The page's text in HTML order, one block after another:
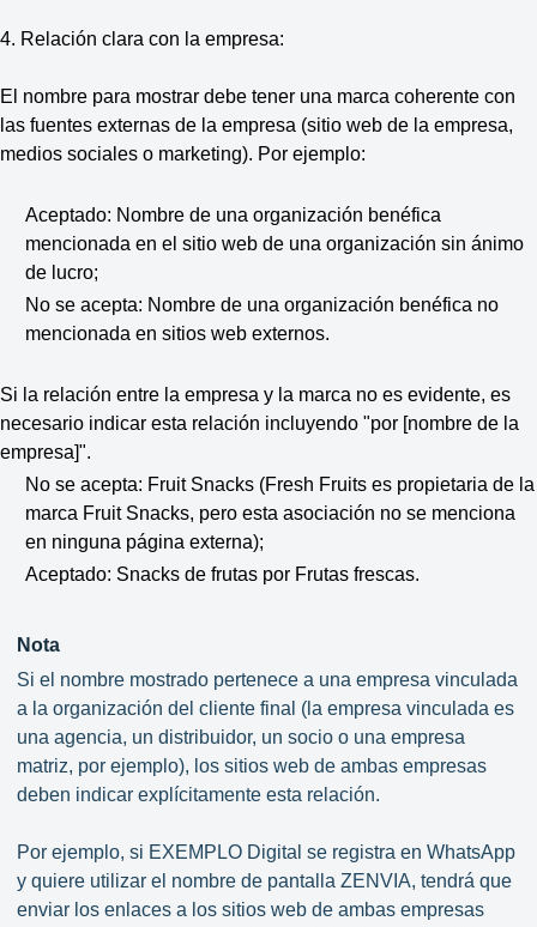
4. Relación clara con la empresa:
El nombre para mostrar debe tener una marca coherente con
las fuentes externas de la empresa (sitio web de la empresa,
medios sociales o marketing). Por ejemplo:
Aceptado: Nombre de una organización benéfica
mencionada en el sitio web de una organización sin ánimo
de lucro;
No se acepta: Nombre de una organización benéfica no
mencionada en sitios web externos.
Si la relación entre la empresa y la marca no es evidente, es
necesario indicar esta relación incluyendo "por [nombre de la
empresa]".
No se acepta: Fruit Snacks (Fresh Fruits es propietaria de la
marca Fruit Snacks, pero esta asociación no se menciona
en ninguna página externa);
Aceptado: Snacks de frutas por Frutas frescas.
Nota
Si el nombre mostrado pertenece a una empresa vinculada
a la organización del cliente final (la empresa vinculada es
una agencia, un distribuidor, un socio o una empresa
matriz, por ejemplo), los sitios web de ambas empresas
deben indicar explícitamente esta relación.
Por ejemplo, si EXEMPLO Digital se registra en WhatsApp
y quiere utilizar el nombre de pantalla ZENVIA, tendrá que
enviar los enlaces a los sitios web de ambas empresas